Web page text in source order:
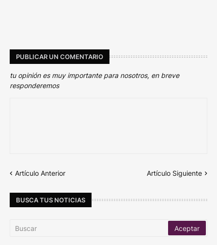
PUBLICAR UN COMENTARIO
tu opinión es muy importante para nosotros, en breve
responderemos
Artículo Anterior Artículo Siguiente
BUSCA TUS NOTICIAS